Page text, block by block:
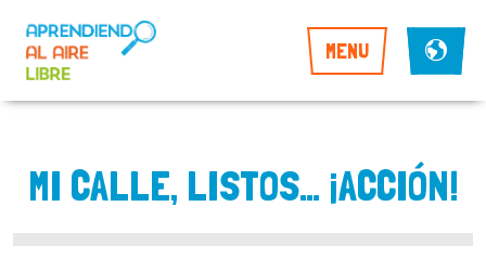
MENU
MI CALLE, LISTOS… ¡ACCIÓN!